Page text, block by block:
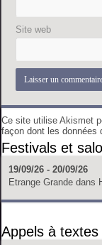
Site web
Ce site utilise Akismet
façon dont les données
Festivals et
19/09/26 - 20/09/26
Etrange Grande dans
Appels à textes